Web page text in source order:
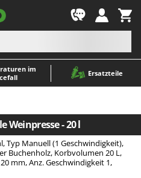
im
Ersatzteile
Weinpresse - 20 l
Typ Manuell (1 Geschwindigkeit),
Buchenholz, Korbvolumen 20 L,
mm, Anz. Geschwindigkeit 1,